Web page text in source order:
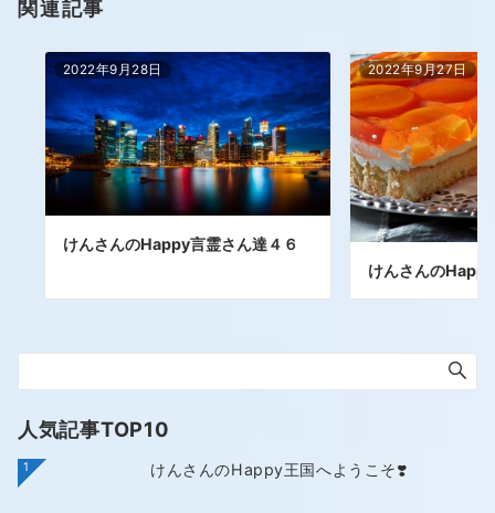
関連記事
2022年9月28日
けんさんのHappy言霊さん達４６
2022年9月27日
けんさんの
人気記事TOP10
1 けんさんのHappy王国へようこそ❣️